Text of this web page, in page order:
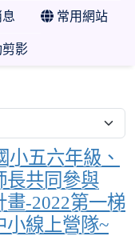
常用網站
影
小五六年級、
長共同參與
畫-2022第一梯
小線上營隊~